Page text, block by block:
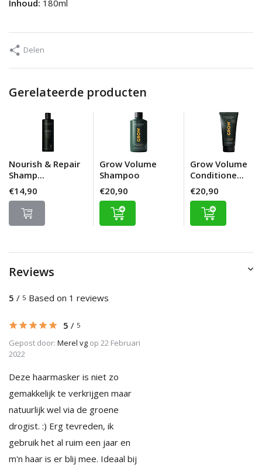
Inhoud: 180ml
Delen
Gerelateerde producten
Nourish & Repair
Shamp...
€14,90
Grow Volume
Shampoo
€20,90
Grow Volume
Conditione...
€20,90
Reviews
5 / 5 Based on 1 reviews
5 / 5
Gepost door: Merel vg op 22 Februari
2022
Deze haarmasker is niet zo
gemakkelijk te verkrijgen maar
natuurlijk wel via de groene
drogist. :) Erg tevreden, ik
gebruik het al ruim een jaar en
m'n haar is er blij mee. Ideaal bij